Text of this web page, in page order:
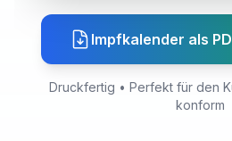
Impfkalender als
Druckfertig • Perfekt für den
konform